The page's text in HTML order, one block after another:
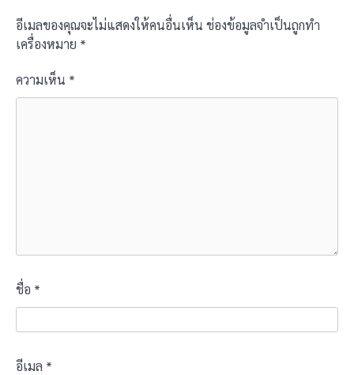
อีเมลของคุณจะไม่แสดงให้คนอื่นเห็น ช่องข้อมูลจำเป็นถูกทำ
เครื่องหมาย *
ความเห็น *
ชื่อ *
อีเมล *